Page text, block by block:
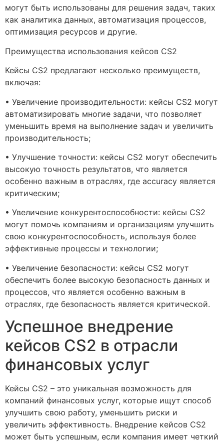
могут быть использованы для решения задач, таких
как аналитика данных, автоматизация процессов,
оптимизация ресурсов и другие.
Преимущества использования кейсов CS2
Кейсы CS2 предлагают несколько преимуществ,
включая:
• Увеличение производительности: кейсы CS2 могут
автоматизировать многие задачи, что позволяет
уменьшить время на выполнение задач и увеличить
производительность;
• Улучшение точности: кейсы CS2 могут обеспечить
высокую точность результатов, что является
особенно важным в отраслях, где accuracy является
критическим;
• Увеличение конкурентоспособности: кейсы CS2
могут помочь компаниям и организациям улучшить
свою конкурентоспособность, используя более
эффективные процессы и технологии;
• Увеличение безопасности: кейсы CS2 могут
обеспечить более высокую безопасность данных и
процессов, что является особенно важным в
отраслях, где безопасность является критической.
Успешное внедрение
кейсов CS2 в отрасли
финансовых услуг
Кейсы CS2 – это уникальная возможность для
компаний финансовых услуг, которые ищут способ
улучшить свою работу, уменьшить риски и
увеличить эффективность. Внедрение кейсов CS2
может быть успешным, если компания имеет четкий